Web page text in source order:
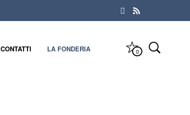
CONTATTI LA FONDERIA 0